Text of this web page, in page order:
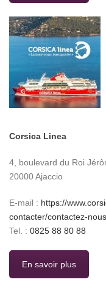
Corsica Linea
4, boulevard du Roi
20000 Ajaccio
E-mail : https://
contacter/contactez-nous
Tel. : 0825 88 80 88
En savoir plus